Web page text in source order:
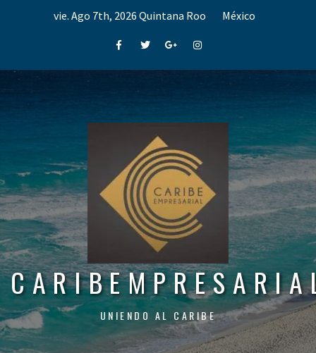
vie. Ago 7th, 2026 Quintana Roo México
FacebookTwitterGoogle+Instagram
UNIENDO AL CARIBE